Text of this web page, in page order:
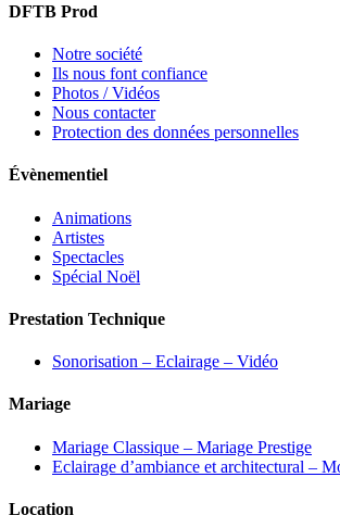
DFTB Prod
Notre société
Ils nous font confiance
Photos / Vidéos
Nous contacter
Protection des données personnelles
Évènementiel
Animations
Artistes
Spectacles
Spécial Noël
Prestation Technique
Sonorisation – Eclairage – Vidéo
Mariage
Mariage Classique – Mariage Prestige
Eclairage d’ambiance et architectural –
Location